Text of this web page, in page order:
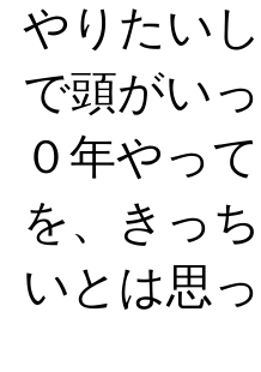
やりたい
で頭がい
０年やっ
を、きっ
いとは思